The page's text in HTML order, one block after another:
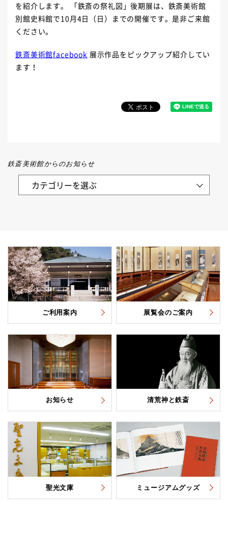
を紹介します。 「鉄斎の祭礼図」後期展は、鉄斎美術館
別館史料館で10月4日（日）までの開催です。是非ご来館
ください。
鉄斎美術館facebook 展示作品をピックアップ紹介してい
ます！
鉄斎美術館からのお知らせ
ご利用案内 展覧会のご案内
お知らせ 清荒神と鉄斎
聖光文庫 ミュージアムグッズ